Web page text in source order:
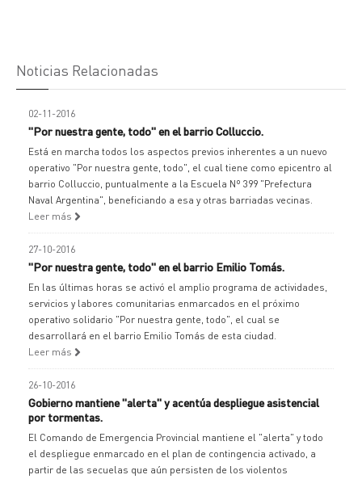
Noticias Relacionadas
02-11-2016
"Por nuestra gente, todo" en el barrio Colluccio.
Está en marcha todos los aspectos previos inherentes a un nuevo
operativo "Por nuestra gente, todo", el cual tiene como epicentro al
barrio Colluccio, puntualmente a la Escuela Nº 399 "Prefectura
Naval Argentina", beneficiando a esa y otras barriadas vecinas.
Leer más
27-10-2016
"Por nuestra gente, todo" en el barrio Emilio Tomás.
En las últimas horas se activó el amplio programa de actividades,
servicios y labores comunitarias enmarcados en el próximo
operativo solidario "Por nuestra gente, todo", el cual se
desarrollará en el barrio Emilio Tomás de esta ciudad.
Leer más
26-10-2016
Gobierno mantiene "alerta" y acentúa despliegue asistencial
por tormentas.
El Comando de Emergencia Provincial mantiene el "alerta" y todo
el despliegue enmarcado en el plan de contingencia activado, a
partir de las secuelas que aún persisten de los violentos